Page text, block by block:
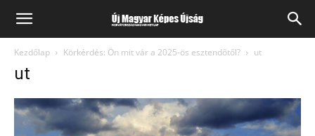
Kezdőlap Körkérdés: Ön mit vár a 2025-ös esztendőtől? ut
ut